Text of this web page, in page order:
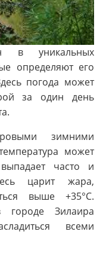
в уникальных
определяют его
погода может
за один день
зимними
может
часто и
царит жара,
выше +35°C.
Зилаира
всеми